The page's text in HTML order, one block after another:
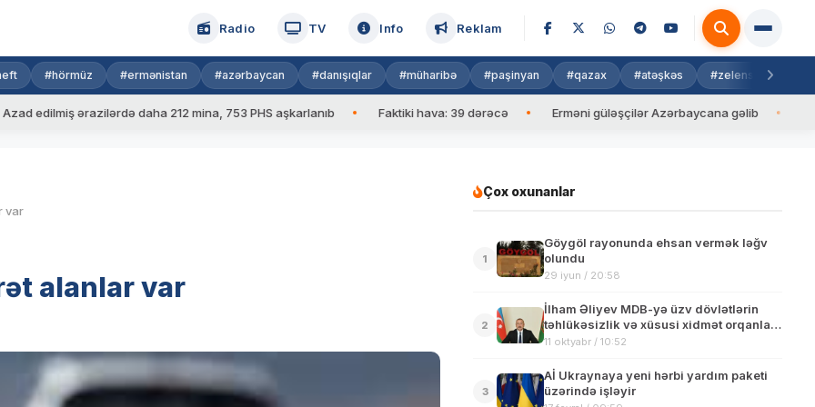
Radio TV Info Reklam
#hörmüz #ermənistan #azərbaycan #danışıqlar #müharibə #paşinyan #qazax #atəşkəs #zelenski
ərazilərdə daha 212 mina, 753 PHS aşkarlanıb Faktiki hava: 39 dərəcə Erməni güləşçilər Azərbaycana gəlib İlham
var
alanlar var
Çox oxunanlar
1
Göygöl rayonunda ehsan vermək ləğv
olundu
29 iyun / 20:58
2
İlham Əliyev MDB-yə üzv dövlətlərin
təhlükəsizlik və xüsusi xidmət orqanları
rəhbərləri Şurasının 53-cü iclasının
11 oktyabr / 10:52
3
Aİ Ukraynaya yeni hərbi yardım paketi
üzərində işləyir